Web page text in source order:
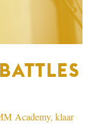
Academy, klaar